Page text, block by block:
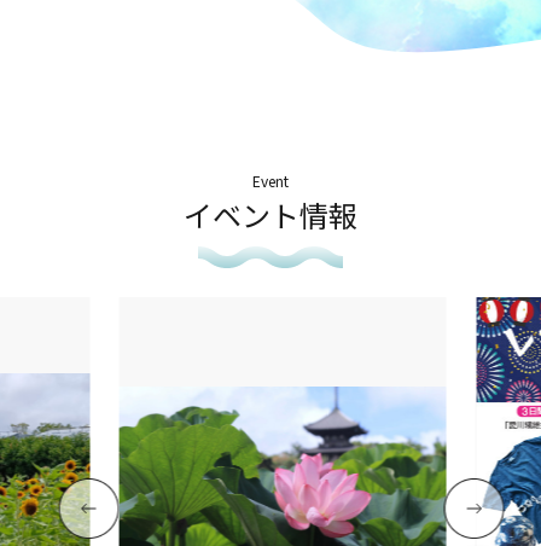
Event
イベント情報